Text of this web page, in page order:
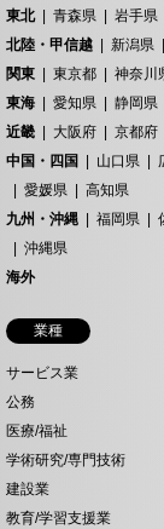
東北
青森県 岩手県
北陸・甲信越
新潟県
関東
東京都 神奈川
東海
愛知県 静岡県
近畿
大阪府 京都府
中国・四国
山口県
愛媛県
高知県
九州・沖縄
福岡県
沖縄県
海外
業種
サービス業
公務
医療/福祉
学術研究/専門技術
建設業
教育/学習支援業